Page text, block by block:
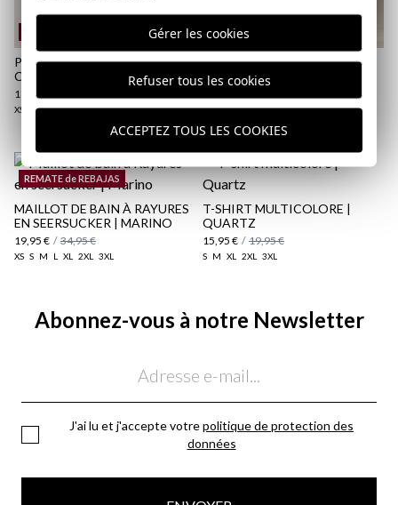
POLO BASIQUE | VERT
CHASSE
18,95 €
XS M L XL 2XL 3XL
MAILLOT À RAYURES AVEC
POCHE CONTRASTÉE |
19,95 € / 34,95 €
XS S M XL 3XL
REMATE de REBAJAS
MAILLOT DE BAIN À RAYURES
EN SEERSUCKER | MARINO
19,95 € / 34,95 €
XS S M L XL 2XL 3XL
T-SHIRT MULTICOLORE |
QUARTZ
15,95 € / 19,95 €
S M XL 2XL 3XL
Abonnez-vous à notre Newsletter
J'ai lu et j'accepte votrepolitique de protection des
données
Gérer les cookies
Refuser tous les cookies
ACCEPTEZ TOUS LES COOKIES